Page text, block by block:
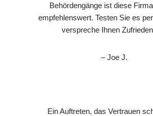
Behördengänge ist diese
empfehlenswert. Testen Sie es
verspreche Ihnen
– Joe J.
Ein Auftreten, das Vertrauen